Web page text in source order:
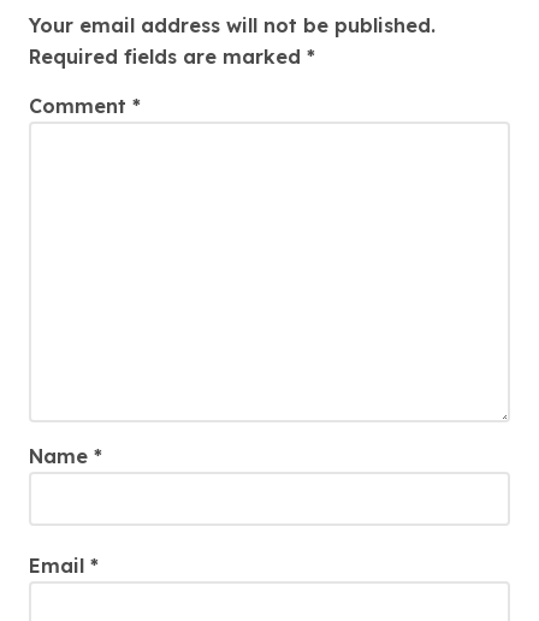
Your email address will not be published.
Required fields are marked *
Comment *
Name *
Email *